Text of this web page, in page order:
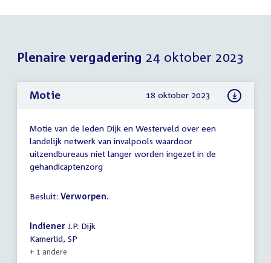
Plenaire vergadering 24 oktober 2023
Motie 18 oktober 2023
Motie van de leden Dijk en Westerveld over een
landelijk netwerk van invalpools waardoor
uitzendbureaus niet langer worden ingezet in de
gehandicaptenzorg
Besluit: Verworpen.
Indiener J.P. Dijk
Kamerlid, SP
+ 1 andere